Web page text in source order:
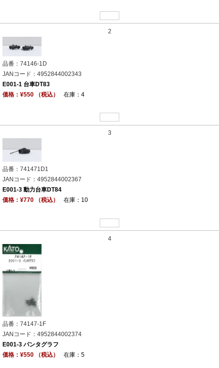
2
品番：74146-1D
JANコード：4952844002343
E001-1 台車DT83
価格：¥550 （税込）
在庫：4
3
品番：741471D1
JANコード：4952844002367
E001-3 動力台車DT84
価格：¥770 （税込）
在庫：10
4
品番：74147-1F
JANコード：4952844002374
E001-3 パンタグラフ
価格：¥550 （税込）
在庫：5